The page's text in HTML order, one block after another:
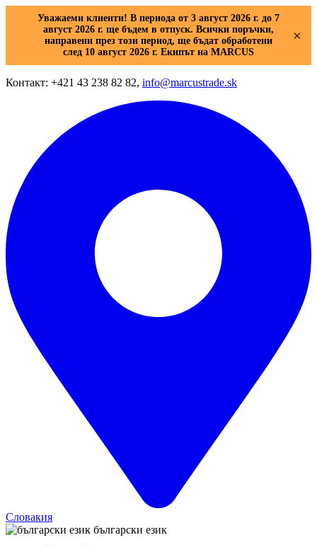
Уважаеми клиенти! В периода от 3 август 2026 г. до 7
август 2026 г. ще бъдем в отпуск. Всички поръчки,
направени през този период, ще бъдат обработени
след 10 август 2026 г. Екипът на MARCUS
×
Контакт: +421 43 238 82 82, info@marcustrade.sk
Словакия
български език